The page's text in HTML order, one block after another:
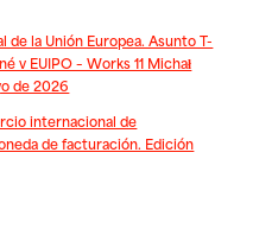
la Unión Europea. Asunto T-
v EUIPO – Works 11 Michał
de 2026
internacional de
de facturación. Edición